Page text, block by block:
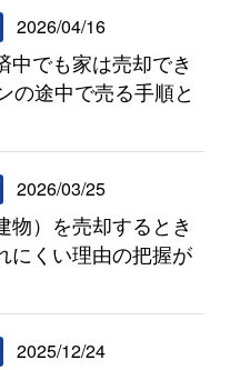
2026/04/16
中でも家は売却でき
の途中で売る手順と
2026/03/25
物）を売却するとき
にくい理由の把握が
2025/12/24